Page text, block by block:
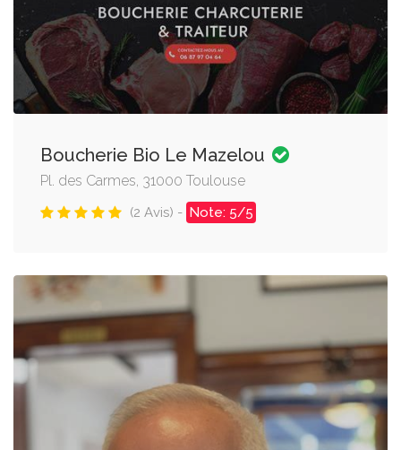
Boucherie Bio Le Mazelou
Pl. des Carmes, 31000 Toulouse
(2 Avis) - Note: 5/5